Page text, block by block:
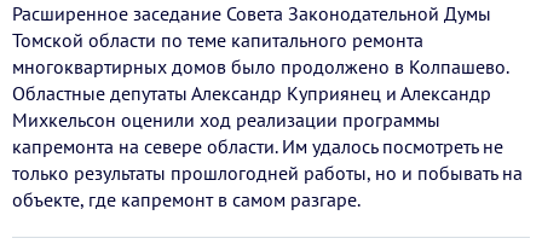
Расширенное заседание Совета Законодательной Думы
Томской области по теме капитального ремонта
многоквартирных домов было продолжено в Колпашево.
Областные депутаты Александр Куприянец и Александр
Михкельсон оценили ход реализации программы
капремонта на севере области. Им удалось посмотреть не
только результаты прошлогодней работы, но и побывать на
объекте, где капремонт в самом разгаре.